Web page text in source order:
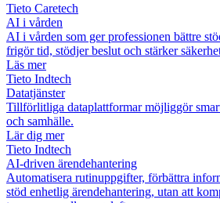
Tieto Caretech
AI i vården
AI i vården som ger professionen bättre
frigör tid, stödjer beslut och stärker
Läs mer
Tieto Indtech
Datatjänster
Tillförlitliga dataplattformar möjliggör
och samhälle.
Lär dig mer
Tieto Indtech
AI-driven ärendehantering
Automatisera rutinuppgifter, förbättra
stöd enhetlig ärendehantering, utan att